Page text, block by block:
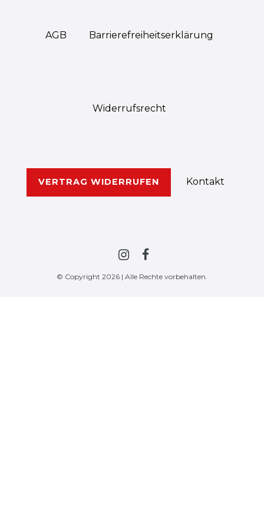
AGB Barrierefreiheitserklärung
Widerrufs­recht
VERTRAG WIDERRUFEN Kontakt
© Copyright 2026 | Alle Rechte vorbehalten.